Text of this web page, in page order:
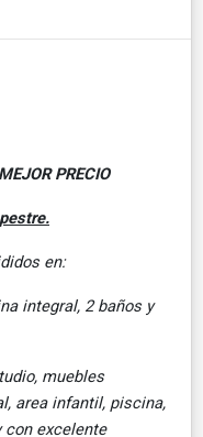
PRECIO
en:
integral, 2 baños y
muebles
area infantil, piscina,
con excelente